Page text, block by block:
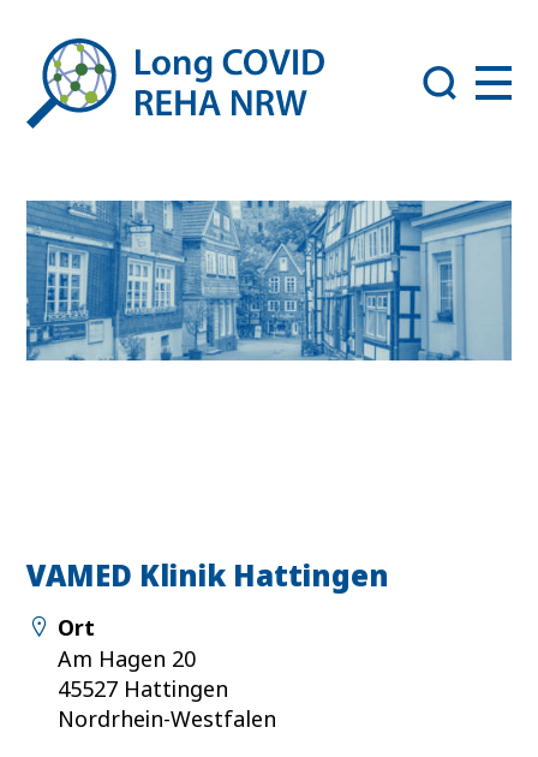
VAMED Klinik Hattingen
Ort
Am Hagen 20
45527 Hattingen
Nordrhein-Westfalen